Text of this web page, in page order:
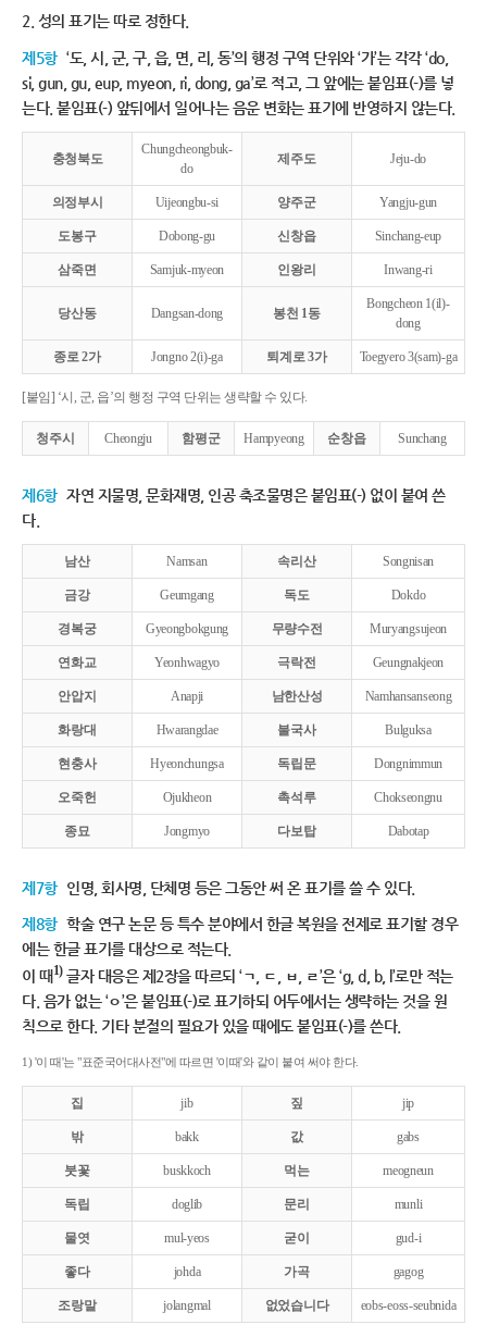
2. 성의 표기는 따로 정한다.
제5항 ‘도, 시, 군, 구, 읍, 면, 리, 동’의 행정 구역 단위와 ‘가’는 각각 ‘do,
si, gun, gu, eup, myeon, ri, dong, ga’로 적고, 그 앞에는 붙임표(-)를 넣
는다. 붙임표(-) 앞뒤에서 일어나는 음운 변화는 표기에 반영하지 않는다.
충청북도
Chungcheongbuk-
do
제주도 Jeju-do
의정부시 Uijeongbu-si 양주군 Yangju-gun
도봉구 Dobong-gu 신창읍 Sinchang-eup
삼죽면 Samjuk-myeon 인왕리 Inwang-ri
당산동 Dangsan-dong 봉천 1동
Bongcheon 1(il)-
dong
종로 2가 Jongno 2(i)-ga 퇴계로 3가 Toegyero 3(sam)-ga
[붙임] ‘시, 군, 읍’의 행정 구역 단위는 생략할 수 있다.
청주시 Cheongju 함평군 Hampyeong 순창읍 Sunchang
제6항 자연 지물명, 문화재명, 인공 축조물명은 붙임표(-) 없이 붙여 쓴
다.
남산 Namsan 속리산 Songnisan
금강 Geumgang 독도 Dokdo
경복궁 Gyeongbokgung 무량수전 Muryangsujeon
연화교 Yeonhwagyo 극락전 Geungnakjeon
안압지 Anapji 남한산성 Namhansanseong
화랑대 Hwarangdae 불국사 Bulguksa
현충사 Hyeonchungsa 독립문 Dongnimmun
오죽헌 Ojukheon 촉석루 Chokseongnu
종묘 Jongmyo 다보탑 Dabotap
제7항 인명, 회사명, 단체명 등은 그동안 써 온 표기를 쓸 수 있다.
제8항 학술 연구 논문 등 특수 분야에서 한글 복원을 전제로 표기할 경우
에는 한글 표기를 대상으로 적는다.
이 때1)글자 대응은 제2장을 따르되 ‘ㄱ, ㄷ, ㅂ, ㄹ’은 ‘g, d, b, l’로만 적는
다. 음가 없는 ‘ㅇ’은 붙임표(-)로 표기하되 어두에서는 생략하는 것을 원
칙으로 한다. 기타 분절의 필요가 있을 때에도 붙임표(-)를 쓴다.
1) '이 때'는 "표준국어대사전"에 따르면 '이때'와 같이 붙여 써야 한다.
집 jib 짚 jip
밖 bakk 값 gabs
붓꽃 buskkoch 먹는 meogneun
독립 doglib 문리 munli
물엿 mul-yeos 굳이 gud-i
좋다 johda 가곡 gagog
조랑말 jolangmal 없었습니다 eobs-eoss-seubnida